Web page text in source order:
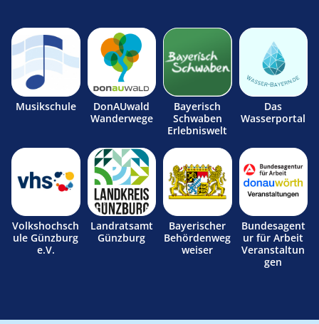
Musikschule
DonAUwald
Wanderwege
Bayerisch
Schwaben
Erlebniswelt
Das
Wasserportal
Volkshochsch
ule Günzburg
e.V.
Landratsamt
Günzburg
Bayerischer
Behördenweg
weiser
Bundesagent
ur für Arbeit
Veranstaltun
gen